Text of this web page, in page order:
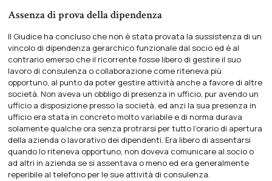
Assenza di prova della dipendenza
Il Giudice ha concluso che non è stata provata la sussistenza di un
vincolo di dipendenza gerarchico funzionale dal socio ed è al
contrario emerso che il ricorrente fosse libero di gestire il suo
lavoro di consulenza o collaborazione come riteneva più
opportuno, al punto da poter gestire attività anche a favore di altre
società. Non aveva un obbligo di presenza in ufficio, pur avendo un
ufficio a disposizione presso la società, ed anzi la sua presenza in
ufficio era stata in concreto molto variabile e di norma durava
solamente qualche ora senza protrarsi per tutto l’orario di apertura
della azienda o lavorativo dei dipendenti. Era libero di assentarsi
quando lo riteneva opportuno, non doveva comunicare al socio o
ad altri in azienda se si assentava o meno ed era generalmente
reperibile al telefono per le sue attività di consulenza.